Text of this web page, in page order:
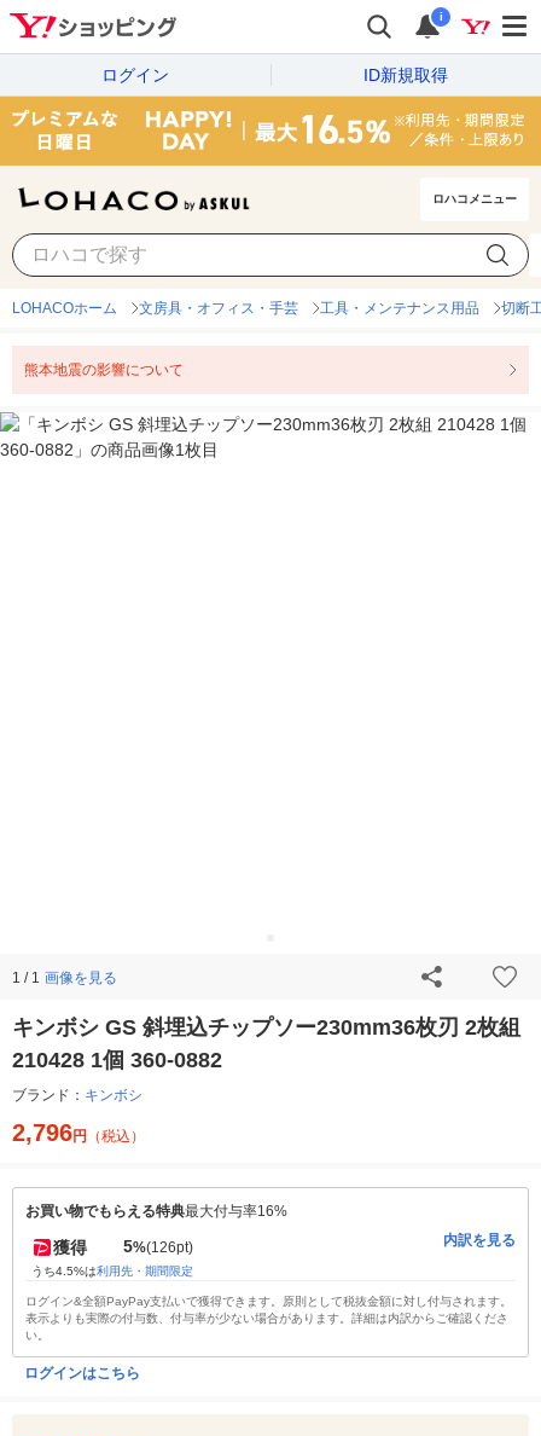
i
ログイン ID新規取得
ロハコメニュー
LOHACOホーム 文房具・オフィス・手芸 工具・メンテナンス用品 切断
熊本地震の影響について
1 / 1 画像を見る
キンボシ GS 斜埋込チップソー230mm36枚刃 2枚組
210428 1個 360-0882
ブランド： キンボシ
2,796円 （税込）
お買い物でもらえる特典最大付与率16%
獲得 5%(126pt)
うち4.5%は利用先・期間限定
内訳を見る
ログイン&全額PayPay支払いで獲得できます。原則として税抜金額に対し付与されます。
表示よりも実際の付与数、付与率が少ない場合があります。詳細は内訳からご確認くださ
い。
ログインはこちら